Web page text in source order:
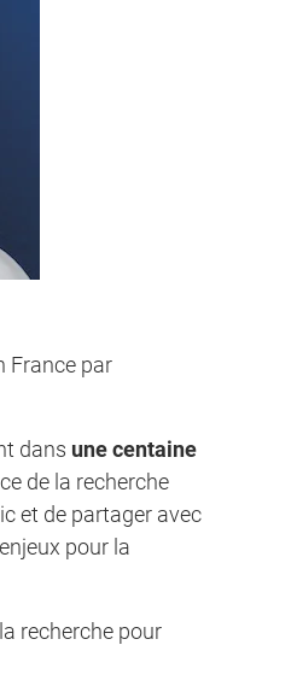
France par
dans une centaine
de la recherche
et de partager avec
pour la
recherche pour